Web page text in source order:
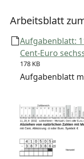
Arbeitsblatt
Aufgabenblatt:
Cent-Euro
178 KB
Aufgabenblatt